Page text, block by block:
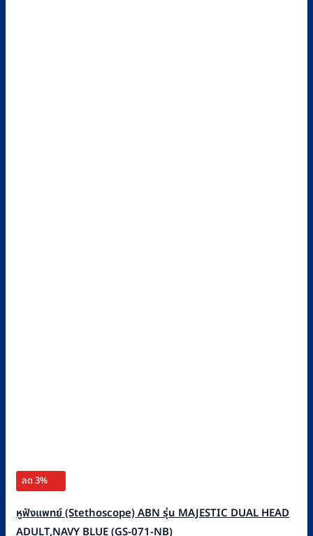
ลด 3%
หูฟังแพทย์ (Stethoscope) ABN รุ่น MAJESTIC DUAL HEAD
ADULT,NAVY BLUE (GS-071-NB)